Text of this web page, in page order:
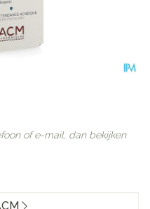
of e-mail, dan bekijken